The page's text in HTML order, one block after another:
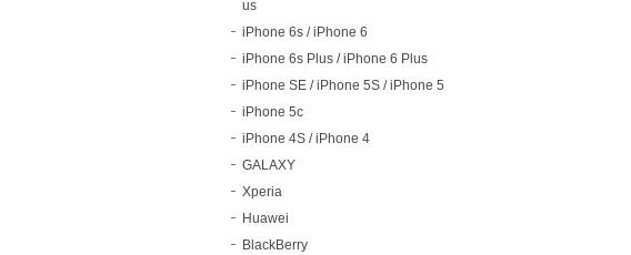
us
iPhone 6s / iPhone 6
iPhone 6s Plus / iPhone 6 Plus
iPhone SE / iPhone 5S / iPhone 5
iPhone 5c
iPhone 4S / iPhone 4
GALAXY
Xperia
Huawei
BlackBerry